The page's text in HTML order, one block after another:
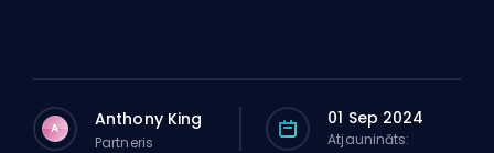
A Anthony King
Partneris
01 Sep 2024
Atjaunināts: